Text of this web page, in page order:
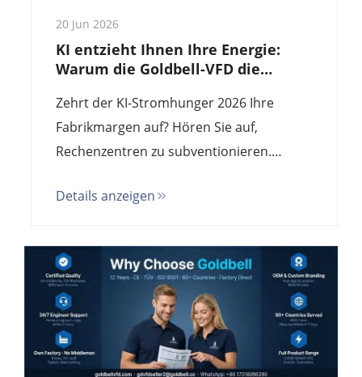
20 Jun 2026
KI entzieht Ihnen Ihre Energie:
Warum die Goldbell-VFD die
Jahr 2026 ist
Zehrt der KI-Stromhunger 2026 Ihre
Fabrikmargen auf? Hören Sie auf,
Rechenzentren zu subventionieren.
hocheffizienten Alternative zu
bis zu 45 % senkt. Direkter Fabrikpreis.
Details anzeigen